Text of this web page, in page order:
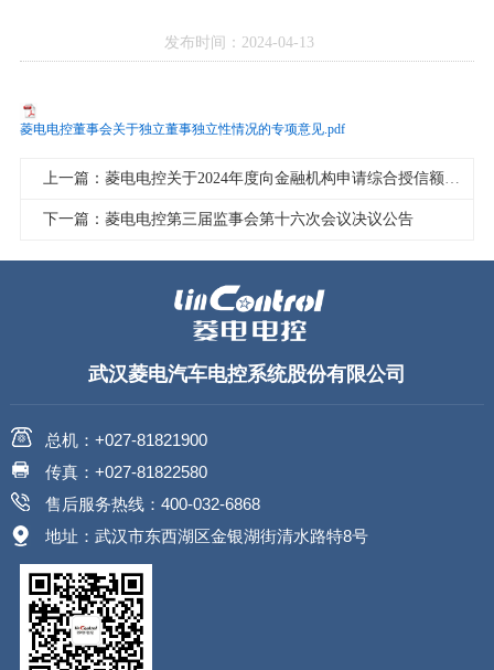
发布时间：2024-04-13
菱电电控董事会关于独立董事独立性情况的专项意见.pdf
上一篇：菱电电控关于2024年度向金融机构申请综合授信额度的公告
下一篇：菱电电控第三届监事会第十六次会议决议公告
武汉菱电汽车电控系统股份有限公司
总机：+027-81821900
传真：+027-81822580
售后服务热线：400-032-6868
地址：武汉市东西湖区金银湖街清水路特8号